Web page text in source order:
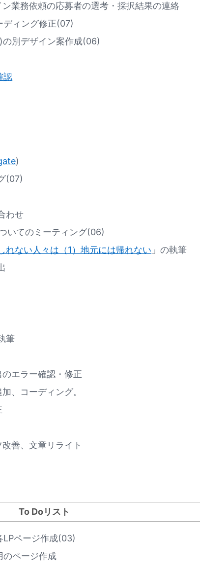
業務依頼の応募者の選考・採択結果の連絡
ディング修正(07)
別デザイン案作成(06)
認
)
(07)
わせ
いてのミーティング(06)
れない人々は（1）地元には帰れない 」の執筆
筆
エラー確認・修正
、コーディング。
善、文章リライト
To Doリスト
LPページ作成(03)
のページ作成